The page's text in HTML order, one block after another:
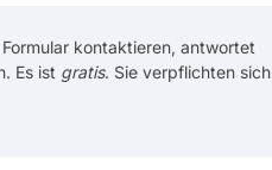
kontaktieren, antwortet
Es ist gratis. Sie verpflichten sich